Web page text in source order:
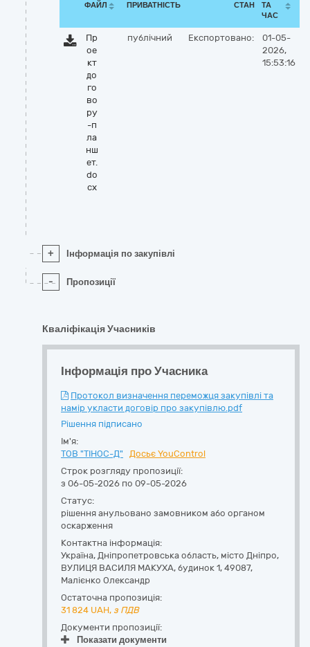
ФАЙЛ ПРИВАТНІСТЬ СТАН
ТА
ЧАС
Пр
ое
кт
до
го
во
ру
-п
ла
нш
ет.
do
cx
публічний Експортовано:
01-05-
2026,
15:53:16
+ Інформація по закупівлі
- Пропозиції
Кваліфікація Учасників
Інформація про Учасника
Протокол визначення переможця закупівлі та
намір укласти договір про закупівлю.pdf
Рішення підписано
Ім'я:
ТОВ "ТІНОС-Д"
Досьє YouControl
Строк розгляду пропозиції:
з 06-05-2026 по 09-05-2026
Статус:
рішення анульовано замовником або органом
оскарження
Контактна інформація:
Україна, Дніпропетровська область, місто Дніпро,
ВУЛИЦЯ ВАСИЛЯ МАКУХА, будинок 1, 49087,
Малієнко Олександр
Остаточна пропозиція:
31 824 UAH, з ПДВ
Документи пропозиції:
Показати документи